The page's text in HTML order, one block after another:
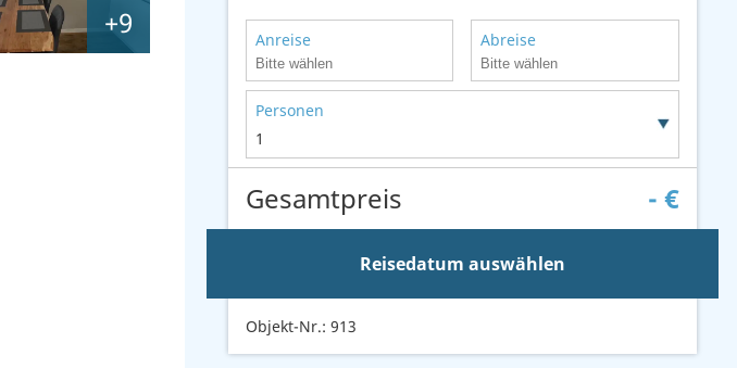
+9 Anreise Abreise
Personen
1
Gesamtpreis - €
Reisedatum auswählen
Objekt-Nr.: 913